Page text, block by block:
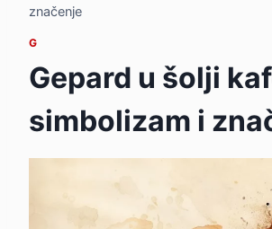
značenje
G
Gepard u šolji
simbolizam i